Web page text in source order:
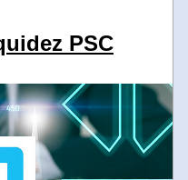
PSC